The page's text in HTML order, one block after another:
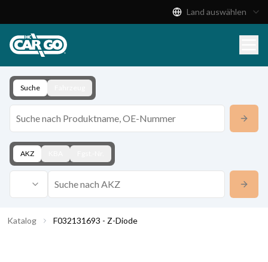
Download
Kontakt
Land auswählen
Suche
AKZ
Katalog F032131693 - Z-Diode